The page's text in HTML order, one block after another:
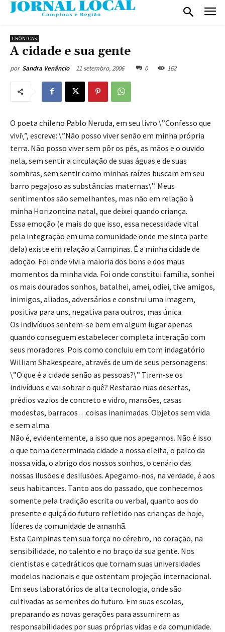
CRÔNICAS
A cidade e sua gente
por Sandra Venâncio 11 setembro, 2006 0 162
O poeta chileno Pablo Neruda, em seu livro \”Confesso que
vivi\”, escreve: \”Não posso viver senão em minha própria
terra. Não posso viver sem pôr os pés, as mãos e o ouvido
nela, sem sentir a circulação de suas águas e de suas
sombras, sem sentir como minhas raízes buscam em seu
barro pegajoso as substâncias maternas\”. Meus
sentimentos são semelhantes, mas não em relação à
minha Horizontina natal, que deixei quando criança.
Essa emoção (e mais do que isso, essa necessidade vital
pela integração em uma comunidade onde me sinta parte
dela) existe em relação a Campinas. É a minha cidade de
adoção. Foi onde vivi a maioria dos bons e dos maus
momentos da minha vida. Foi onde constitui família, sonhei
os mais dourados sonhos, batalhei, amei, odiei, tive amigos,
inimigos, aliados, adversários e construi uma imagem,
positiva para uns, negativa para outros, mas única.
Os indivíduos sentem-se bem em algum lugar apenas
quando conseguem estabelecer completa interação com
seus moradores. Pois como concluiu em tom indagatório
William Shakespeare, através de um de seus personagens:
\”O que é a cidade senão as pessoas?\” Tirem-se os
indivíduos e vai sobrar o quê? Restarão ruas desertas,
prédios vazios de concreto e vidro, mansões, casas
modestas, barracos…coisas inanimadas. Objetos sem vida
e sem alma.
Não é, evidentemente, a isso que nos apegamos. Não é isso
o que torna determinada cidade a nossa eleita, o palco da
nossa vida, o abrigo dos nossos sonhos, o cenário das
nossas ilusões e desilusões. Apegamo-nos, na verdade, é aos
seus habitantes. Tanto aos do passado, que conhecemos
somente pela tradição escrita ou verbal, quanto aos do
presente e quiçá do futuro refletido nas crianças de hoje,
líderes da comunidade de amanhã.
Esta Campinas tem sua força no cérebro, no coração, na
sensibilidade, no talento e no braço da sua gente. Nos
cientistas e catedráticos que tornam suas universidades
modelos nacionais e que ostentam projeção internacional.
Em seus laboratórios de alta tecnologia, onde são
cultivadas as sementes do futuro. Em suas escolas,
preparando as novas gerações para assumirem as
responsabilidades por suas próprias vidas e da comunidade.